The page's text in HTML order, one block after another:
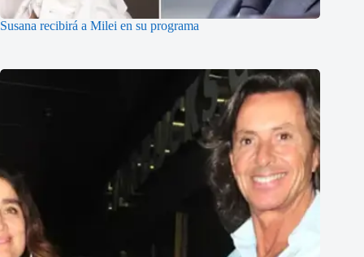
Susana recibirá a Milei en su programa